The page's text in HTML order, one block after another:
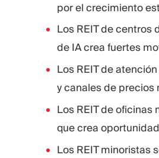
por el crecimiento
Los REIT de centros
de IA crea fuertes
Los REIT de
y canales de precios
Los REIT de
que crea
Los REIT minoristas